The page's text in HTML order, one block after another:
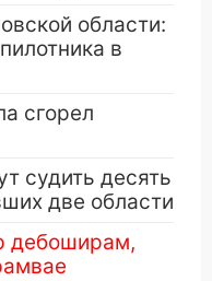
области:
в
сгорел
судить десять
две области
дебоширам,